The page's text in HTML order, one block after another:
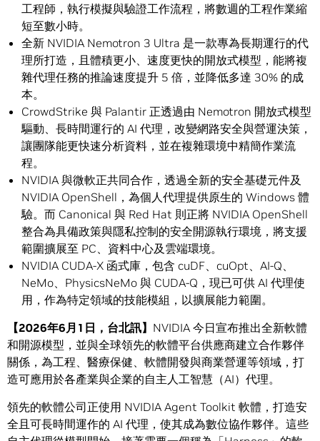
工程師，執行模擬與驗證工作流程，將數週的工程作業縮
短至數小時。
全新 NVIDIA Nemotron 3 Ultra 是一款專為長期運行的代
理所打造，且體積更小、速度更快的開放式模型，能將複
雜代理任務的推論速度提升 5 倍，並降低多達 30% 的成
本。
CrowdStrike 與 Palantir 正透過由 Nemotron 開放式模型
驅動、長時間運行的 AI 代理，改變網路安全與營運決策，
讓團隊能更快速分析資料，並在複雜環境中精簡作業流
程。
NVIDIA 與微軟正共同合作，透過全新的安全基礎元件及
NVIDIA OpenShell，為個人代理提供原生的 Windows 體
驗。而 Canonical 與 Red Hat 則正將 NVIDIA OpenShell
整合為具備政策與隱私控制的安全開源執行環境，將支援
範圍擴展至 PC、資料中心及雲端環境。
NVIDIA CUDA-X 函式庫，包含 cuDF、cuOpt、AI-Q、
NeMo、PhysicsNeMo 與 CUDA-Q，現已可供 AI 代理使
用，作為特定領域的技能模組，以擴展能力範圍。
【2026年6月 1 日，台北訊】 NVIDIA 今日宣布推出全新軟體
和開源模型，並與全球領先的軟體平台供應商建立合作夥伴
關係，為工程、醫療保健、軟體開發與商業營運等領域，打
造可應用於各產業與企業的自主人工智慧（AI）代理。
領先的軟體公司正使用 NVIDIA Agent Toolkit 軟體，打造安
全且可長時間運作的 AI 代理，使其成為數位協作夥伴。這些